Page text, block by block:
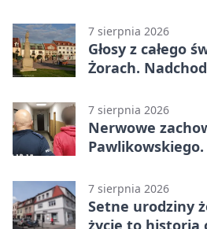
7 sierpnia 2026
Głosy z całego
Żorach.
7 sierpnia 2026
Nerwowe
7 sierpnia 2026
Setne urodziny